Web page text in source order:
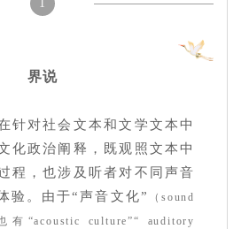
1
界说
针对社会文本和文学文本中
化政治阐释，既观照文本中
程，也涉及听者对不同声音
验。由于“声音文化”
（sound
“acoustic culture”“ auditory